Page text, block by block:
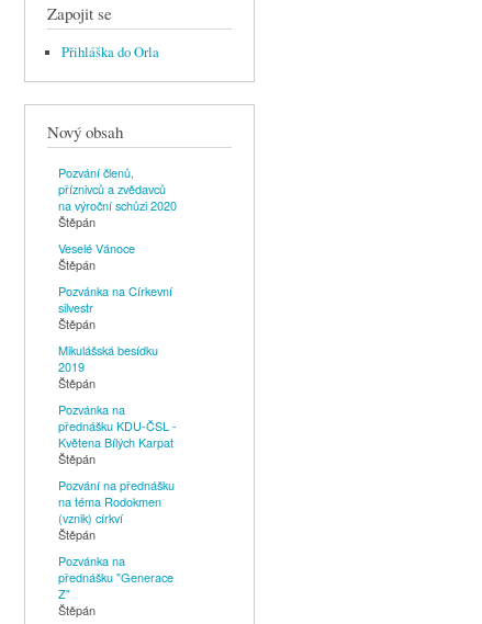
Zapojit se
Přihláška do Orla
Nový obsah
Pozvání členů,
příznivců a zvědavců
na výroční schůzi 2020
Štěpán
Veselé Vánoce
Štěpán
Pozvánka na Církevní
silvestr
Štěpán
Mikulášská besídku
2019
Štěpán
Pozvánka na
přednášku KDU-ČSL -
Květena Bílých Karpat
Štěpán
Pozvání na přednášku
na téma Rodokmen
(vznik) církví
Štěpán
Pozvánka na
přednášku "Generace
Z"
Štěpán